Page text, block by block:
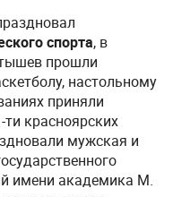
спорта, в
прошли
настольному
приняли
ти красноярских
мужская и
имени академика М.